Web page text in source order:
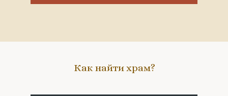
Как найти храм?